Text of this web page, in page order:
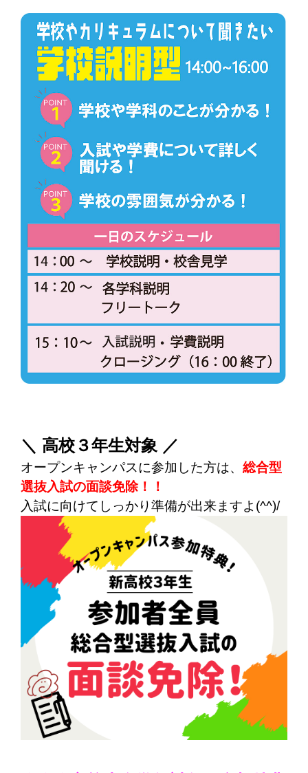
＼ 高校３年生対象 ／
オープンキャンパスに参加した方は、 総合型
選抜入試の面談免除！！
入試に向けてしっかり準備が出来ますよ(^^)/